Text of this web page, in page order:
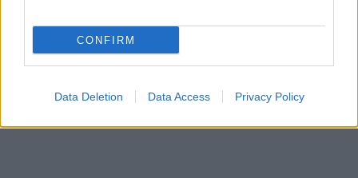
CONFIRM
Data Deletion Data Access Privacy Policy